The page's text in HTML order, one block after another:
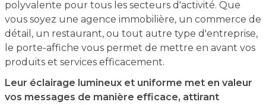
polyvalente pour tous les secteurs d'activité. Que
vous soyez une agence immobilière, un commerce de
détail, un restaurant, ou tout autre type d'entreprise,
le porte-affiche vous permet de mettre en avant vos
produits et services efficacement.
Leur éclairage lumineux et uniforme met en valeur
vos messages de manière efficace, attirant